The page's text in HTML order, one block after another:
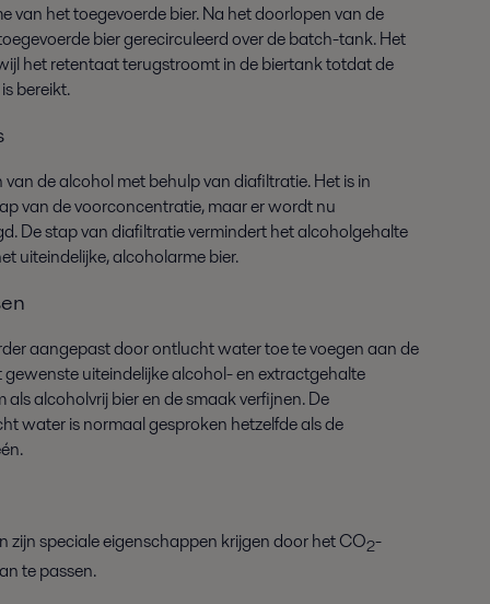
van het toegevoerde bier. Na het doorlopen van de
bier gerecirculeerd over de batch-tank. Het
het retentaat terugstroomt in de biertank totdat de
bereikt.
de alcohol met behulp van diafiltratie. Het is in
van de voorconcentratie, maar er wordt nu
De stap van diafiltratie vermindert het alcoholgehalte
uiteindelijke, alcoholarme bier.
aangepast door ontlucht water toe te voegen aan de
uiteindelijke alcohol- en extractgehalte
alcoholvrij bier en de smaak verfijnen. De
water is normaal gesproken hetzelfde als de
zijn speciale eigenschappen krijgen door het CO2-
te passen.